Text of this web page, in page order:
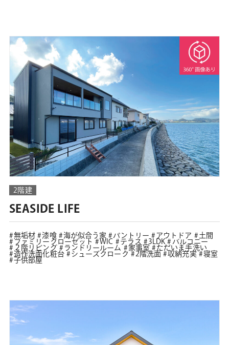
2階建
SEASIDE LIFE
無垢材 漆喰 海が似合う家 パントリー アウトドア
土間
ファミリークローゼット
WIC テラス 3LDK
バルコニー
２階リビング
ランドリールーム 家事室
ただいま手洗い
造作洗面化粧台
シューズクローク 2階洗面 収納充実
寝室
子供部屋